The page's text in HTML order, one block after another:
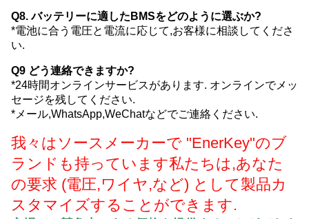
Q8. バッテリーに適したBMSをどのように選ぶか?
*電池に合う電圧と電流に応じて,お客様に相談してくださ
い.
Q9 どう連絡できますか?
*24時間オンラインサービスがあります. オンラインでメッ
セージを残してください.
*メール,WhatsApp,WeChatなどでご連絡ください.
我々はソースメーカーで "EnerKey"のブ
ランドも持っています私たちは,あなた
の要求 (電圧,ワイヤ,など) として製品カ
スタマイズすることができます.